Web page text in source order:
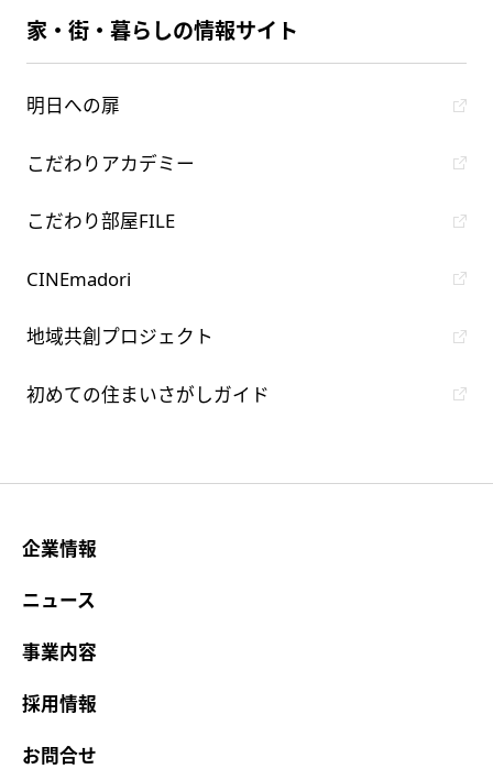
家・街・暮らしの情報サイト
明日への扉
こだわりアカデミー
こだわり部屋FILE
CINEmadori
地域共創プロジェクト
初めての住まいさがしガイド
企業情報
ニュース
事業内容
採用情報
お問合せ